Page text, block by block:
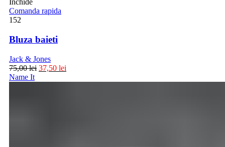
Inchide
Comanda rapida
152
Bluza baieti
Jack & Jones
75,00lei 37,50 lei
Name It